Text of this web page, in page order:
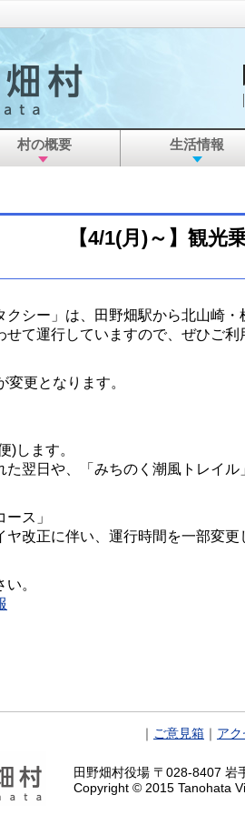
村の概要 生活情報
【4/1(月)～】観光
シー」は、田野畑駅から北山崎
て運行していますので、ぜひご利
更となります。
)します。
翌日や、「みちのく潮風トレイル
ス」
改正に伴い、運行時間を一部変更
。
ご意見箱 アク
田野畑村役場 〒028-8407
Copyright © 2015 Tanohata